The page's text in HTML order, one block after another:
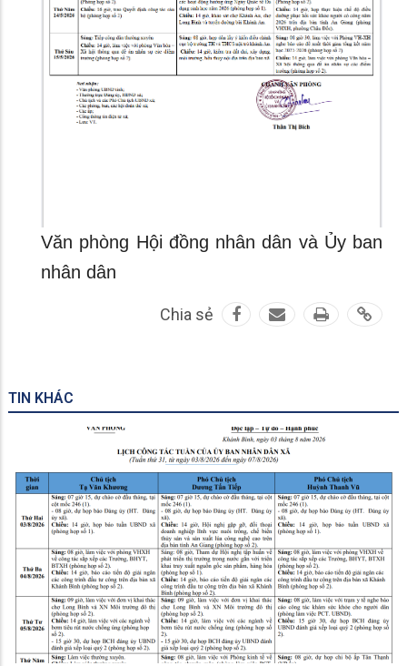
Văn phòng Hội đồng nhân dân và Ủy ban
nhân dân
Chia sẻ
TIN KHÁC